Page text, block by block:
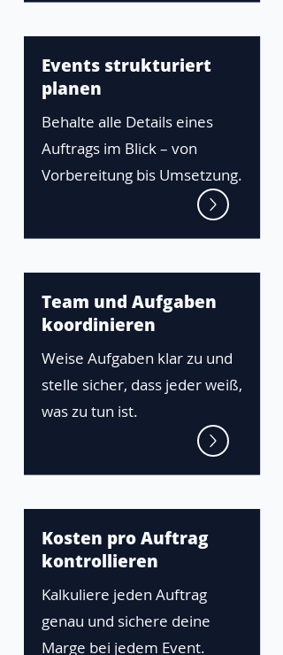
Events strukturiert
planen
Behalte alle Details eines
Auftrags im Blick – von
Vorbereitung bis Umsetzung.
Team und Aufgaben
koordinieren
Weise Aufgaben klar zu und
stelle sicher, dass jeder weiß,
was zu tun ist.
Kosten pro Auftrag
kontrollieren
Kalkuliere jeden Auftrag
genau und sichere deine
Marge bei jedem Event.